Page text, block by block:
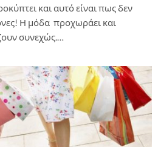
και αυτό είναι πως δεν
Η μόδα προχωράει και
συνεχώς.…